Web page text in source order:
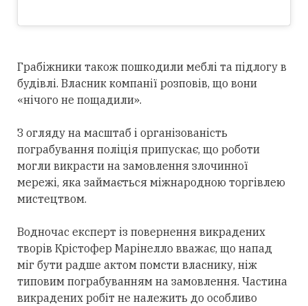
Грабіжники також пошкодили меблі та підлогу в
будівлі. Власник компанії розповів, що вони
«нічого не пощадили».
З огляду на масштаб і організованість
пограбування поліція припускає, що роботи
могли викрасти на замовлення злочинної
мережі, яка займається міжнародною торгівлею
мистецтвом.
Водночас експерт із повернення викрадених
творів Крістофер Марінелло вважає, що напад
міг бути радше актом помсти власнику, ніж
типовим пограбуванням на замовлення. Частина
викрадених робіт не належить до особливо